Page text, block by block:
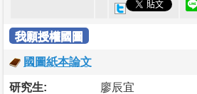
我願授權國圖
國圖紙本論文
研究生: 廖辰宜